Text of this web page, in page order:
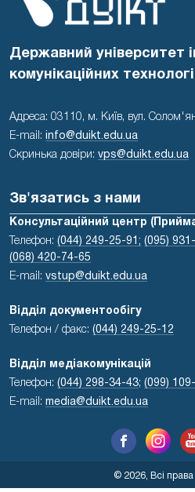
Державний університет
комунікаційних
Адреса: 03110, м. Київ, вул.
E-mail:
info@duikt.edu.ua
Скринька довіри: vps@duikt.edu.ua
Зв'язатись з нами
Консультаційний центр
Телефон: (044) 249-25-91; (095)
(068) 420-74-65
E-mail: vstup@duikt.edu.ua
Відділ документообігу
Телефон / факс: (044) 249-25-12
Відділ медіакомунікацій
Телефон: (044) 298-34-43; (099)
E-mail: media@duikt.edu.ua
© 2026, Всі права